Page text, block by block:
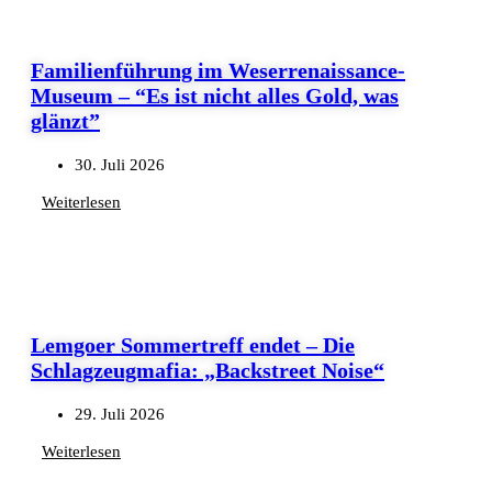
Familienführung im Weserrenaissance-
Museum – “Es ist nicht alles Gold, was
glänzt”
30. Juli 2026
Weiterlesen
Lemgoer Sommertreff endet – Die
Schlagzeugmafia: „Backstreet Noise“
29. Juli 2026
Weiterlesen